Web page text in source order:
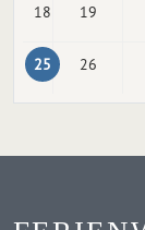
18 19
25 26